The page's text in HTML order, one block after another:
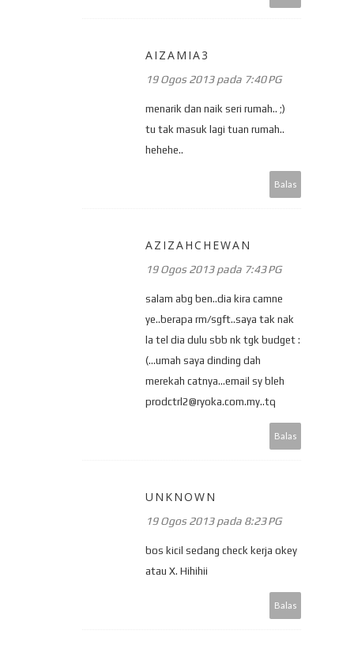
AIZAMIA3
19 Ogos 2013 pada 7:40 PG
menarik dan naik seri rumah.. ;)
tu tak masuk lagi tuan rumah..
hehehe..
Balas
AZIZAHCHEWAN
19 Ogos 2013 pada 7:43 PG
salam abg ben..dia kira camne
ye..berapa rm/sgft..saya tak nak
la tel dia dulu sbb nk tgk budget :
(...umah saya dinding dah
merekah catnya...email sy bleh
prodctrl2@ryoka.com.my..tq
Balas
UNKNOWN
19 Ogos 2013 pada 8:23 PG
bos kicil sedang check kerja okey
atau X. Hihihii
Balas